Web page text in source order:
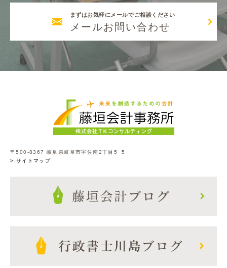
まずはお気軽にメールでご相談ください
メールお問い合わせ
〒500-8367 岐阜県岐阜市宇佐南2丁目5−5
> サイトマップ